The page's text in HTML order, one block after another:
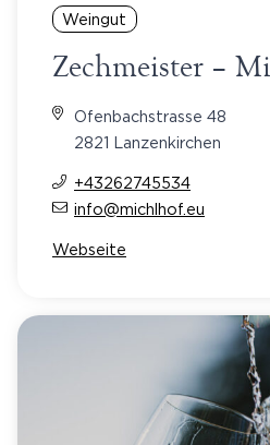
Weingut
Zechmeister –
Ofenbachstrasse 48
2821 Lanzenkirchen
+43262745534
info@michlhof.eu
Webseite